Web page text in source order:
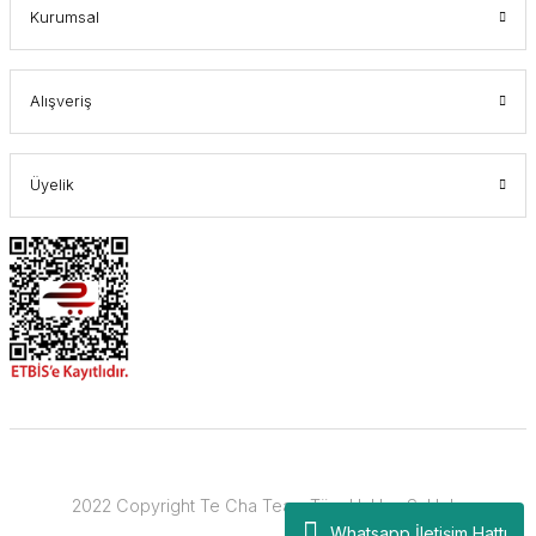
Kurumsal
Alışveriş
Üyelik
2022 Copyright Te Cha Tea - Tüm Hakları Saklıdır.